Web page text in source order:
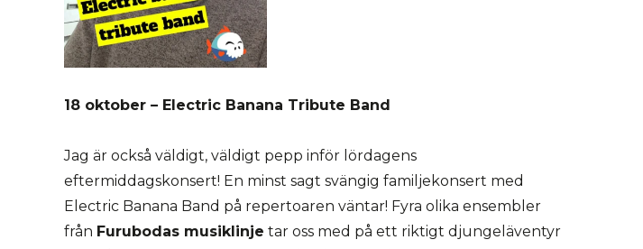
18 oktober – Electric Banana Tribute Band
Jag är också väldigt, väldigt pepp inför lördagens
eftermiddagskonsert! En minst sagt svängig familjekonsert med
Electric Banana Band på repertoaren väntar! Fyra olika ensembler
från Furubodas musiklinje tar oss med på ett riktigt djungeläventyr